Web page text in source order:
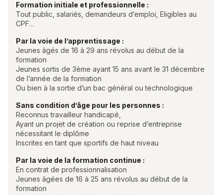
Formation initiale et professionnelle :
Tout public, salariés, demandeurs d’emploi, Eligibles au
CPF…
Par la voie de l’apprentissage :
Jeunes âgés de 16 à 29 ans révolus au début de la
formation
Jeunes sortis de 3ème ayant 15 ans avant le 31 décembre
de l’année de la formation
Ou bien à la sortie d’un bac général ou technologique
Sans condition d’âge pour les personnes :
Reconnus travailleur handicapé,
Ayant un projet de création ou reprise d’entreprise
nécessitant le diplôme
Inscrites en tant que sportifs de haut niveau
Par la voie de la formation continue :
En contrat de professionnalisation
Jeunes âgées de 16 à 25 ans révolus au début de la
formation